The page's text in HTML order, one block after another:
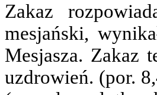
Zakaz
mesjański,
Mesjasza. Zakaz
uzdrowień. (por.